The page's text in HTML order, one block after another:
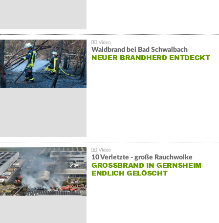
Waldbrand bei Bad Schwalbach
NEUER BRANDHERD ENTDECKT
10 Verletzte - große Rauchwolke
GROSSBRAND IN GERNSHEIM E
NDLICH GELÖSCHT